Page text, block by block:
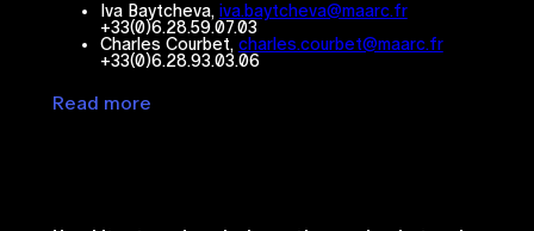
Iva Baytcheva, iva.baytcheva@maarc.fr
+33(0)6.28.59.07.03
Charles Courbet, charles.courbet@maarc.fr
+33(0)6.28.93.03.06
Read more